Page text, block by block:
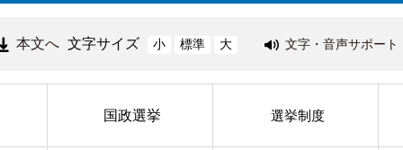
本文へ 文字サイズ 小 標準 大 文字・音声サポート
国政選挙 選挙制度